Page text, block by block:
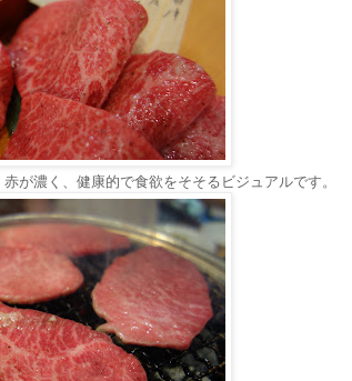
が濃く、健康的で食欲をそそるビジュアルです。